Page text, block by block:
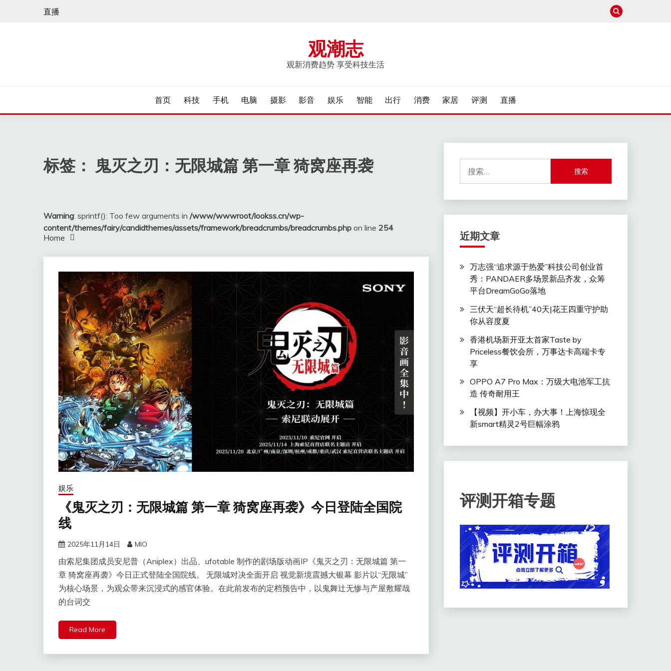
直播
观潮志
观新消费趋势 享受科技生活
首页 科技 手机 电脑 摄影 影音 娱乐 智能 出行 消费 家居 评测 直播
标签： 鬼灭之刃：无限城篇 第一章 猗窝座再袭
Warning: sprintf(): Too few arguments in /www/wwwroot/lookss.cn/wp-
content/themes/fairy/candidthemes/assets/framework/breadcrumbs/breadcrumbs.php on line 254
Home
娱乐
《鬼灭之刃：无限城篇 第一章 猗窝座再袭》今日登陆全国院
线
2025年11月14日 MIO
由索尼集团成员安尼普（Aniplex）出品、ufotable 制作的剧场版动画IP《鬼灭之刃：无限城篇 第一
章 猗窝座再袭》今日正式登陆全国院线。 无限城对决全面开启 视觉新境震撼大银幕 影片以“无限城”
为核心场景，为观众带来沉浸式的感官体验。在此前发布的定档预告中，以鬼舞辻无惨与产屋敷耀哉
的台词交
Read More
索：
近期文章
万志强“追求源于热爱”科技公司创业首
秀：PANDAER多场景新品齐发，众筹
平台DreamGoGo落地
三伏天“超长待机”40天|花王四重守护助
你从容度夏
香港机场新开亚太首家Taste by
Priceless餐饮会所，万事达卡高端卡专
享
OPPO A7 Pro Max：万级大电池军工抗
造 传奇耐用王
【视频】开小车，办大事！上海惊现全
新smart精灵2号巨幅涂鸦
评测开箱专题